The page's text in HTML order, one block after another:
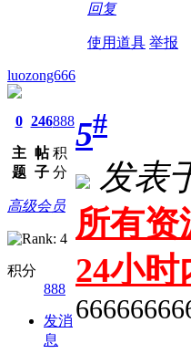
回复
使用道具 举报
luozong666
0
主
题
246
帖
子
888
积
分
高级会员
积分
888
发消
息
5#
发表
所有资
24小